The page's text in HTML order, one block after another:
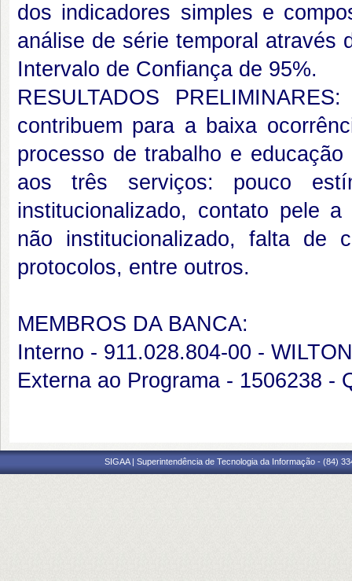
dos indicadores simples e
análise de série temporal através
Intervalo de Confiança de 95%.
RESULTADOS
contribuem para a baixa
processo de trabalho e
aos três serviços: pouco
institucionalizado, contato pele
não institucionalizado, falta de
protocolos, entre outros.
MEMBROS DA BANCA:
Interno - 911.028.804-00 -
Externa ao Programa - 1506238 -
SIGAA | Superintendência de Tecnologia da Informação - (84)